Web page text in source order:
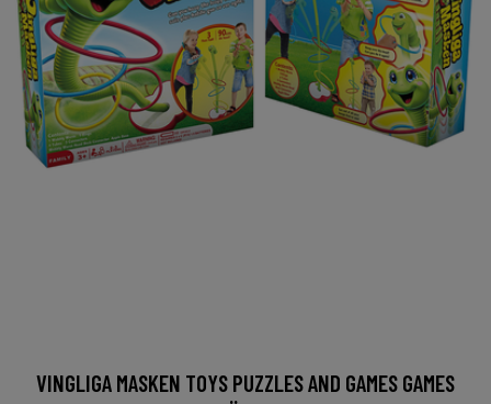
VINGLIGA MASKEN TOYS PUZZLES AND GAMES GAMES